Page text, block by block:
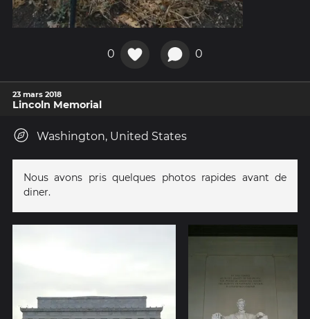
0 0
23 mars 2018
Lincoln Memorial
Washington, United States
Nous avons pris quelques photos rapides avant de
diner.